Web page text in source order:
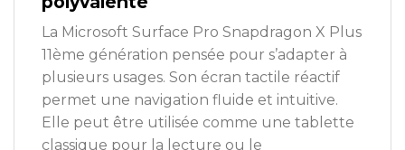
La Microsoft Surface Pro Snapdragon X Plus
11ème génération pensée pour s’adapter à
plusieurs usages. Son écran tactile réactif
permet une navigation fluide et intuitive.
Elle peut être utilisée comme une tablette
classique pour la lecture ou le